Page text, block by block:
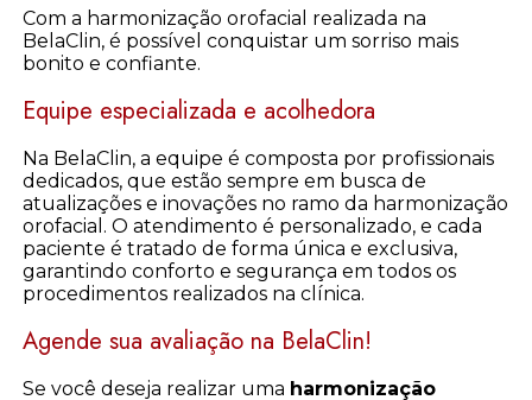
Com a harmonização orofacial realizada na
BelaClin, é possível conquistar um sorriso mais
bonito e confiante.
Equipe especializada e acolhedora
Na BelaClin, a equipe é composta por profissionais
dedicados, que estão sempre em busca de
atualizações e inovações no ramo da harmonização
orofacial. O atendimento é personalizado, e cada
paciente é tratado de forma única e exclusiva,
garantindo conforto e segurança em todos os
procedimentos realizados na clínica.
Agende sua avaliação na BelaClin!
Se você deseja realizar uma harmonização